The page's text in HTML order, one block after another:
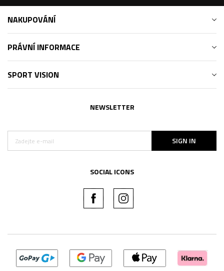
NAKUPOVÁNÍ
PRÁVNÍ INFORMACE
SPORT VISION
NEWSLETTER
SIGN IN
SOCIAL ICONS